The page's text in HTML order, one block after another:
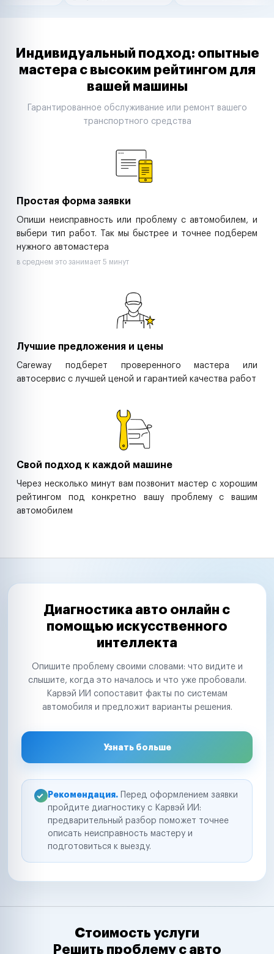
Таксопарки
Автодилеры
Строительные компании
Аренда спецтехники
Индивидуальный подход: опытные
мастера с высоким рейтингом для
вашей машины
Гарантированное обслуживание или ремонт вашего
транспортного средства
Простая форма заявки
Опиши неисправность или проблему с автомобилем, и
выбери тип работ. Так мы быстрее и точнее подберем
нужного автомастера
в среднем это занимает 5 минут
Лучшие предложения и цены
Careway подберет проверенного мастера или
автосервис с лучшей ценой и гарантией качества работ
Свой подход к каждой машине
Через несколько минут вам позвонит мастер с хорошим
рейтингом под конкретно вашу проблему с вашим
автомобилем
Диагностика авто онлайн с
помощью искусственного
интеллекта
Опишите проблему своими словами: что видите и
слышите, когда это началось и что уже пробовали.
Карвэй ИИ сопоставит факты по системам
автомобиля и предложит варианты решения.
Узнать больше
Рекомендация. Перед оформлением заявки
пройдите диагностику с Карвэй ИИ:
предварительный разбор поможет точнее
описать неисправность мастеру и
подготовиться к выезду.
Стоимость услуги
Решить проблему с авто